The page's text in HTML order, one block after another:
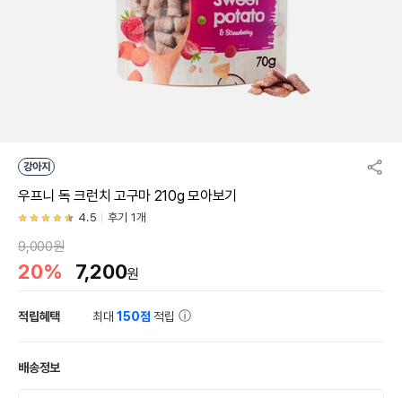
강아지
우프니 독 크런치 고구마 210g 모아보기
4.5 후기 1개
9,000원
20% 7,200원
적립혜택 최대150점 적립
배송정보